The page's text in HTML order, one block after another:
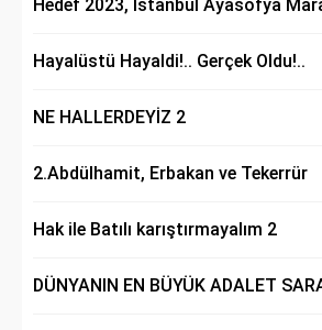
Hedef 2023, İstanbul Ayasofya
Hayalüstü Hayaldi!.. Gerçek Oldu!..
NE HALLERDEYİZ 2
2.Abdülhamit, Erbakan ve Tekerrür
Hak ile Batılı karıştırmayalım 2
DÜNYANIN EN BÜYÜK ADALET